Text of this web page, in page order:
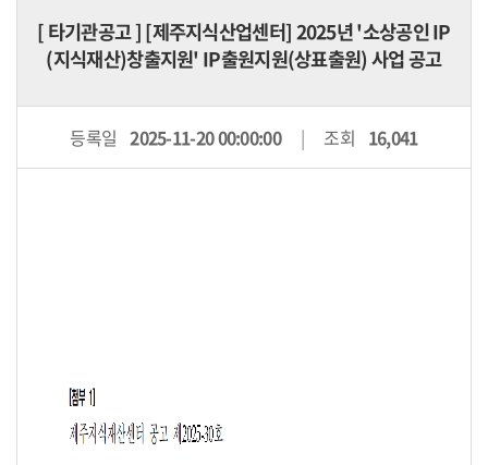
[타기관공고] [제주지식산업센터] 2025년 '소상공인 IP
(지식재산)창출지원' IP출원지원(상표출원) 사업 공고
등록일 2025-11-20 00:00:00 조회 16,041